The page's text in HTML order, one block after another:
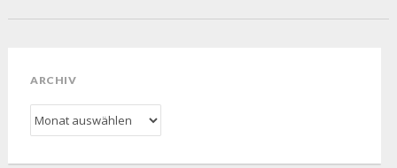
ARCHIV
Archiv